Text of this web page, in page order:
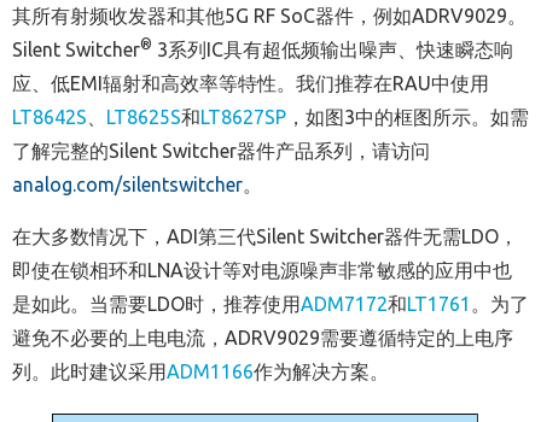
其所有射频收发器和其他5G RF SoC器件，例如ADRV9029。
Silent Switcher® 3系列IC具有超低频输出噪声、快速瞬态响
应、低EMI辐射和高效率等特性。我们推荐在RAU中使用
LT8642S
LT8625S和LT8627SP ，如图3中的框图所示。如需
了解完整的Silent Switcher器件产品系列，请访问
analog.com/silentswitcher。
在大多数情况下，ADI第三代Silent Switcher器件无需LDO，
即使在锁相环和LNA设计等对电源噪声非常敏感的应用中也
是如此。当需要LDO时，推荐使用ADM7172和LT1761 。为了
避免不必要的上电电流，ADRV9029需要遵循特定的上电序
列。此时建议采用ADM1166作为解决方案。